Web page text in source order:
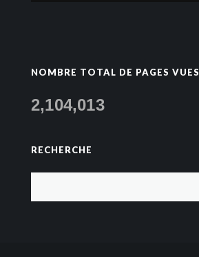
NOMBRE TOTAL DE PAGES VUES
2,104,013
RECHERCHE